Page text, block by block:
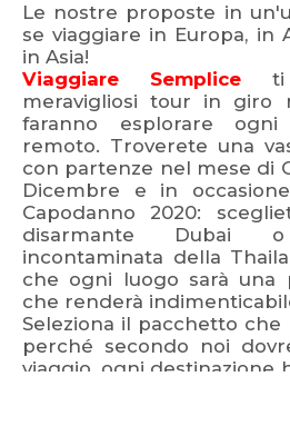
Le nostre proposte in
se viaggiare in Europa, in
in Asia!
Viaggiare Sempliceti
meravigliosi tour in giro
faranno esplorare
remoto. Troverete una
con partenze nel mese di
Dicembre e in
Capodanno 2020:
disarmante Dubai
incontaminata della
che ogni luogo sarà una
che renderà
Seleziona il pacchetto
perché secondo noi
viaggio, ogni destinazione
motivi; e se ancora sei
nella nostra pagina